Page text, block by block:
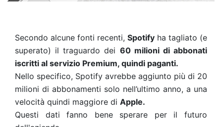
Secondo alcune fonti recenti, Spotify ha tagliato (e
superato) il traguardo dei 60 milioni di abbonati
iscritti al servizio Premium, quindi paganti.
Nello specifico, Spotify avrebbe aggiunto più di 20
milioni di abbonamenti solo nell’ultimo anno, a una
velocità quindi maggiore di Apple.
Questi dati fanno bene sperare per il futuro